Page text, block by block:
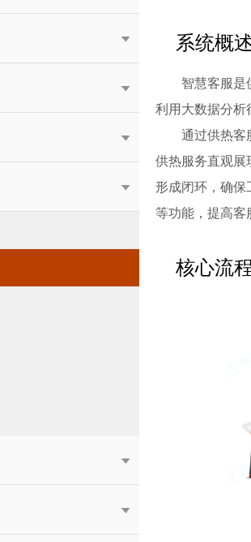






系统概
智慧客服
利用大数据分
通过供热客
供热服务直观
形成闭环，确
等功能，提高
核心流